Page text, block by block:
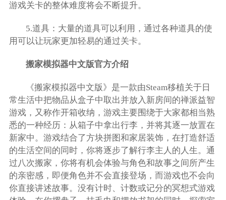
游戏关卡的整体难度将会不断提升。
5.道具：大量的道具可以利用，通过各种道具的使
用可以让玩家更加轻易的通过关卡。
搬家模拟器中文版官方介绍
《搬家模拟器中文版》是一款由Steam移植关于日
常生活中把物品从盒子中取出并放入新房间的禅派益智
游戏，又称作开箱收纳，游戏主要围绕于大家都相当熟
悉的一种经历：从箱子中拿出行李，并将其逐一放置在
新家中。游戏结合了方块拼图和家居装饰，在打造舒适
的生活空间的同时，你将逐步了解行李主人的人生。通
过八次搬家，你将有机会体验与角色和故事之间所产生
的亲密感，即便角色并不会直接登场，而游戏也不会向
你直接讲述故事。没有计时、计数或记分的冥想式游戏